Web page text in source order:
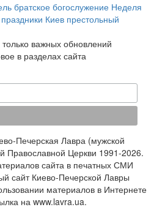
братское богослужение Неделя
Киев престольный
важных обновлений
в разделах сайта
Печерская Лавра (мужской
Православной Церкви 1991-2026.
сайта в печатных СМИ
сайт Киево-Печерской Лавры
материалов в Интернете
на www.lavra.ua.